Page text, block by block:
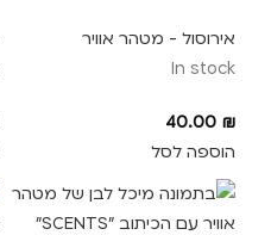
אירוסול - מטהר אוויר
In stock
40.00 ₪
הוספה לסל